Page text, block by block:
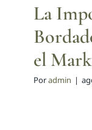
La
el
Poradmin |